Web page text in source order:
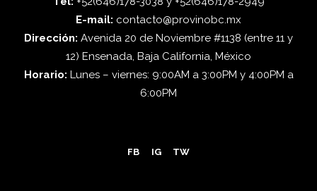
E-mail: contacto@provinobc.mx
Dirección: Avenida 20 de Noviembre #1138 (entre 11 y
12) Ensenada, Baja California, México
Horario: Lunes – viernes: 9:00AM a 3:00PM y 4:00PM a
6:00PM
FB IG TW